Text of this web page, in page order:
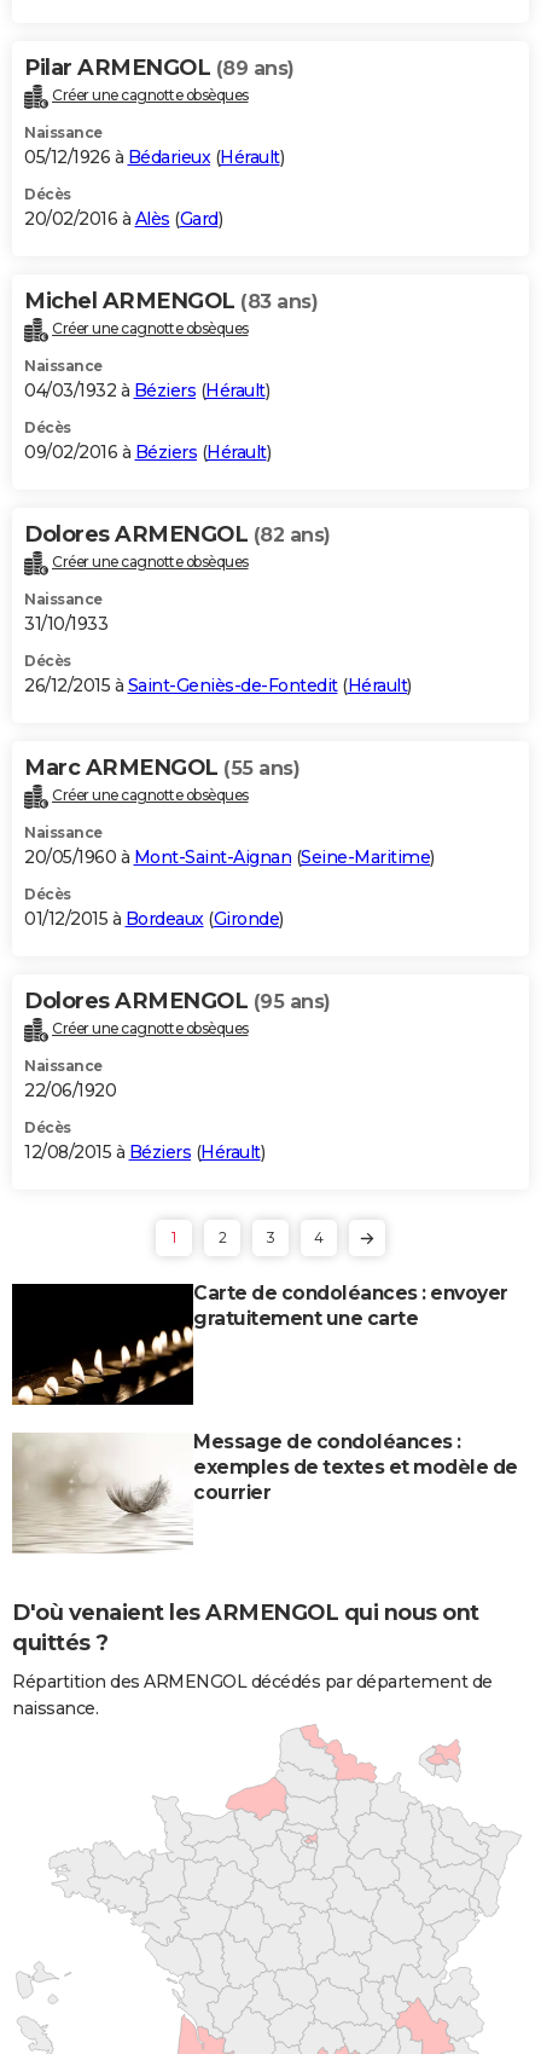
Pilar ARMENGOL (89 ans)
Créer une cagnotte obsèques
Naissance
05/12/1926 à Bédarieux(Hérault)
Décès
20/02/2016 à Alès (Gard)
Michel ARMENGOL (83 ans)
Créer une cagnotte obsèques
Naissance
04/03/1932 à Béziers (Hérault)
Décès
09/02/2016 à Béziers (Hérault)
Dolores ARMENGOL (82 ans)
Créer une cagnotte obsèques
Naissance
31/10/1933
Décès
26/12/2015 à Saint-Geniès-de-Fontedit(Hérault)
Marc ARMENGOL (55 ans)
Créer une cagnotte obsèques
Naissance
20/05/1960 à Mont-Saint-Aignan (Seine-Maritime)
Décès
01/12/2015 à Bordeaux(Gironde)
Dolores ARMENGOL (95 ans)
Créer une cagnotte obsèques
Naissance
22/06/1920
Décès
12/08/2015 à Béziers (Hérault)
1 2 3 4
Carte de condoléances : envoyer
gratuitement une carte
Message de condoléances :
exemples de textes et modèle de
courrier
D'où venaient les ARMENGOL qui nous ont
quittés ?
Répartition des ARMENGOL décédés par département de
naissance.